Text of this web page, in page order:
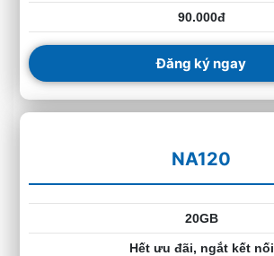
90.000đ
Đăng ký ngay
NA120
20GB
Hết ưu đãi, ngắt kết nối